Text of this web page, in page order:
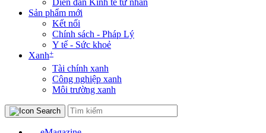
Diễn đàn Kinh tế tư nhân
Sản phẩm mới
Kết nối
Chính sách - Pháp Lý
Y tế - Sức khoẻ
Xanh+
Tài chính xanh
Công nghiệp xanh
Môi trường xanh